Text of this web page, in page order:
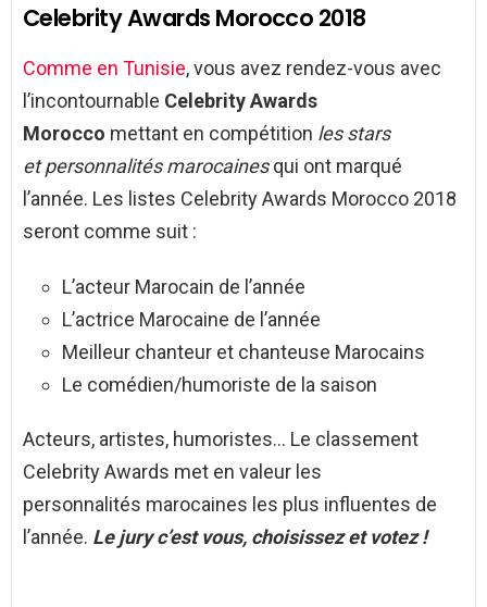
Celebrity Awards Morocco 2018
Comme en Tunisie, vous avez rendez-vous avec
l’incontournable Celebrity Awards
Morocco mettant en compétition les stars
et personnalités marocainesqui ont marqué
l’année. Les listes Celebrity Awards Morocco 2018
seront comme suit :
L’acteur Marocain de l’année
L’actrice Marocaine de l’année
Meilleur chanteur et chanteuse Marocains
Le comédien/humoriste de la saison
Acteurs, artistes, humoristes… Le classement
Celebrity Awards met en valeur les
personnalités marocaines les plus influentes de
l’année. Le jury c’est vous, choisissez et votez !